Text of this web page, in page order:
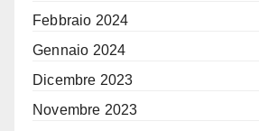
Febbraio 2024
Gennaio 2024
Dicembre 2023
Novembre 2023